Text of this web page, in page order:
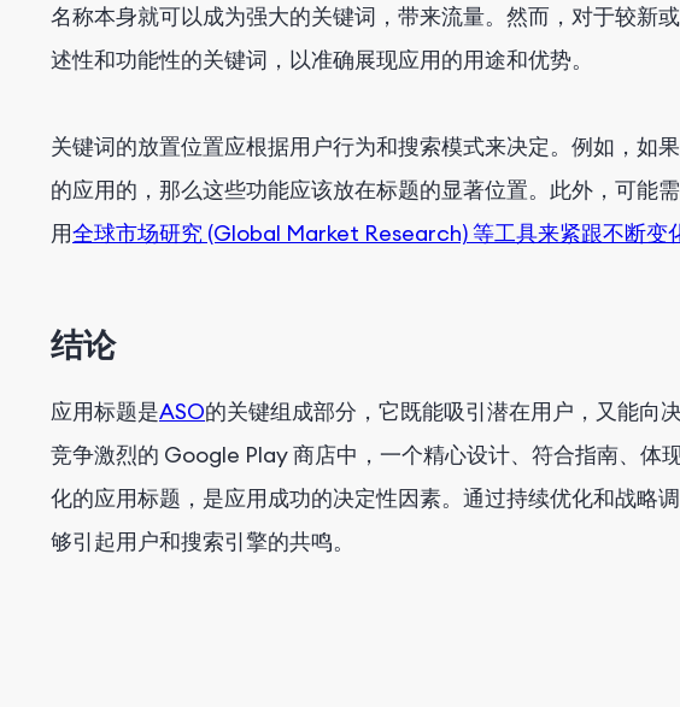
名称本身就可以成为强大的关键词，带来流量。然而，对于较新
述性和功能性的关键词，以准确展现应用的用途和优势。
关键词的放置位置应根据用户行为和搜索模式来决定。例如，如果
的应用的，那么这些功能应该放在标题的显著位置。此外，可能
用全球市场研究 (Global Market Research) 等工具来紧跟不断变
结论
应用标题是ASO的关键组成部分，它既能吸引潜在用户，又能向
竞争激烈的 Google Play 商店中，一个精心设计、符合指南、体
化的应用标题，是应用成功的决定性因素。通过持续优化和战略
够引起用户和搜索引擎的共鸣。